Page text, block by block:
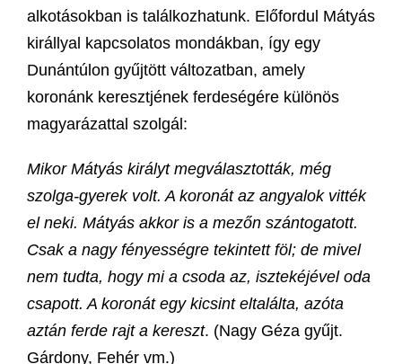
alkotásokban is találkozhatunk. Előfordul Mátyás
királlyal kapcsolatos mondákban, így egy
Dunántúlon gyűjtött változatban, amely
koronánk keresztjének ferdeségére különös
magyarázattal szolgál:
Mikor Mátyás királyt megválasztották, még
szolga-gyerek volt. A koronát az angyalok vitték
el neki. Mátyás akkor is a mezőn szántogatott.
Csak a nagy fényességre tekintett föl; de mivel
nem tudta, hogy mi a csoda az, isztekéjével oda
csapott. A koronát egy kicsint eltalálta, azóta
aztán ferde rajt a kereszt. (Nagy Géza gyűjt.
Gárdony, Fehér vm.)